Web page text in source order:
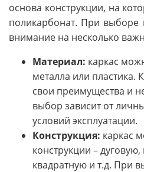
основа конструкции, на
поликарбонат. При выборе
внимание на несколько
Материал: каркас
металла или
свои преимущества и
выбор зависит от
условий эксплуатации.
Конструкция: каркас
конструкции –
квадратную и т.д. При